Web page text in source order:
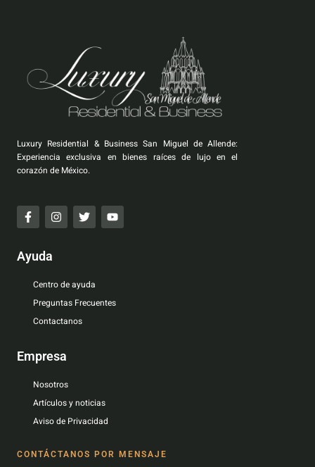
Luxury Residential & Business San Miguel de Allende:
Experiencia exclusiva en bienes raíces de lujo en el
corazón de México.
Ayuda
Centro de ayuda
Preguntas Frecuentes
Contactanos
Empresa
Nosotros
Artículos y noticias
Aviso de Privacidad
CONTÁCTANOS POR MENSAJE